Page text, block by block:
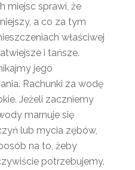
miejsc sprawi, że
a co za tym
właściwej
i tańsze.
jego
Rachunki za wodę
Jeżeli zaczniemy
marnuje się
lub mycia zębów,
na to, żeby
potrzebujemy.